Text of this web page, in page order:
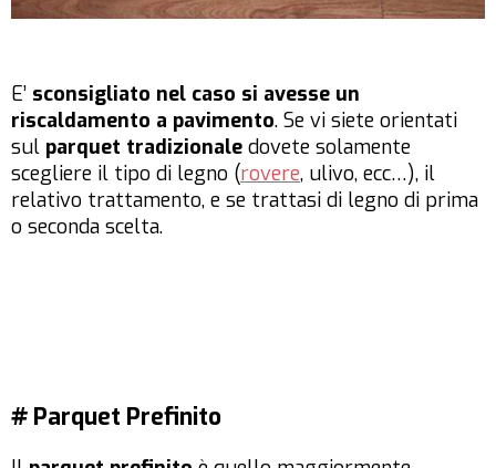
E’ sconsigliato nel caso si avesse un
riscaldamento a pavimento. Se vi siete orientati
sul parquet tradizionale dovete solamente
scegliere il tipo di legno (rovere, ulivo, ecc…), il
relativo trattamento, e se trattasi di legno di prima
o seconda scelta.
# Parquet Prefinito